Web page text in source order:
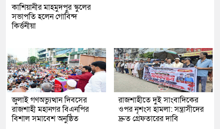
কাশিয়ানীর মাহমুদপুর স্কুলের
সভাপতি হলেন গোবিন্দ
কির্ত্তনীয়া
জুলাই গণঅভ্যুত্থান দিবসের
রাজশাহী মহানগর বিএনপির
বিশাল সমাবেশ অনুষ্ঠিত
রাজশাহীতে দুই সাংবাদিকের
ওপর নৃশংস হামলা: সন্ত্রাসীদের
দ্রুত গ্রেফতারের দাবি